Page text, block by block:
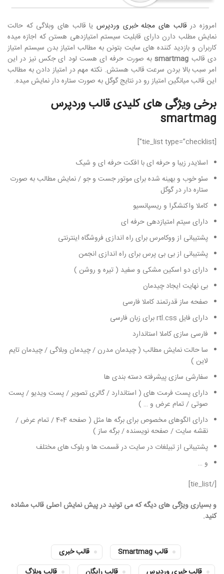
امروزه در قالب های مجله خبری وردپرس یا قالب های وبلاگی که حالت
نمایش مطلب دارن دارای قابلیت سیستم امتیازدهی هستن که اجازه میده
کاربران و بازدید کننده های سایت بتونن به مطالب امتیاز بدن سیستم امتیاز
دی قالب smartmagبه صورت حرفه ای هست لود ای جکس نیز در این
امر سبب بالا بردن سرعت قالب هستش. نکته مهم در امتیاز دادن به مطالب
این قالب میانگین امتیاز رو در نتایج گوگل به صورت ستاره دار نمایش میده.
برخی ویژگی های کلیدی قالب وردپرس
smartmag
[tie_list type=”checklist”]
اسلایدر زیبا و حرفه ای با افکت حرفه ای و شیک
سئو خوب و بهینه شده برای موتور جست و جو / نمایش مطالب به صورت
ستاره دار در گوگل
کاملا واکنشگرا و ریسپانسیو
دارای سیتم امتیازدهی حرفه ای
پشتیبانی از ووکامرس برای راه اندازی فروشگاه اینترنتی
پشتیبانی از بی بی پرس برای راه اندازی انجمن
دارای دو اسکین مشکی و سفید ( تیره و روشن )
بی نهایت ایجاد چیدمان
صفحه ساز قدرتمند کاملا فارسی
دارای فایل rtl.css برای زبان فارسی
فارسی سازی کاملا استاندارد
سا حالت نمایش مطالب ( چیدمان مدرن / چیدمان وبلاگی / چیدمان تایم
لاین )
سفارشی سازی پیشرفته دسته بندی ها
دارای پست فرمت های ( استاندارد / گالری تصویر / پست ویدیو / پست
صوتی / تمام عرض و … )
دارای الگوهای مخصوص برای برگه ها مثل ( صفحه 404 / تمام عرض /
نقشه سایت / صفحه نویسنده / برگه ساز )
پشتیبانی از تبیلغات در سایت در قسمت ها و بلوک های مختلف
و …
[/tie_list]
و بسیاری ویژگی های دیگه که می تونید در پیش نمایش اصلی قالب مشاده
کنید.
قالب Smartmag
قالب خبری